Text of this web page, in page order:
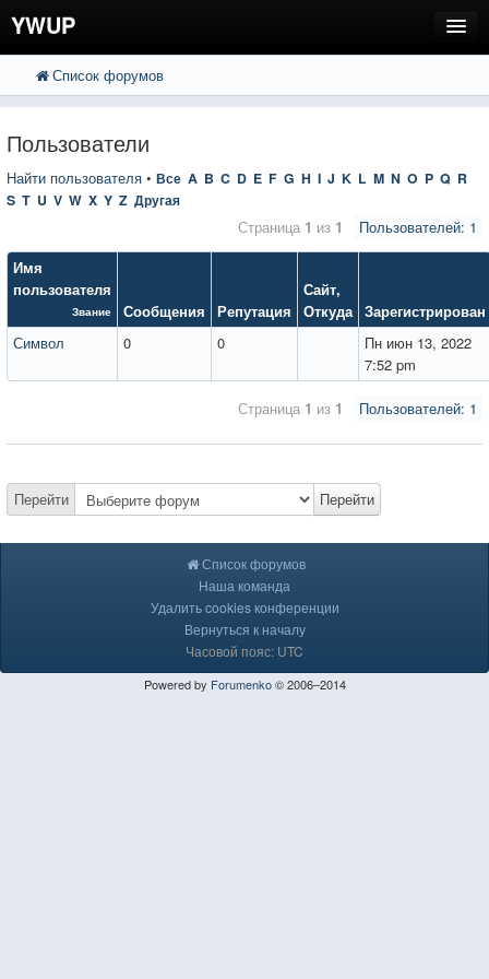
YWUP
FAQ
Вход
Список форумов
Пользователи
Найти пользователя • Все A B C D E F G H I J K L M N O P Q R
S T U V W X Y Z Другая
Пользователей: 1
Страница 1 из 1
Имя
пользователя
Звание Сообщения Репутация
Сайт,
Откуда Зарегистрирован
Символ
0 0
Пн июн 13, 2022
7:52 pm
Пользователей: 1
Страница 1 из 1
Перейти Перейти
Список форумов
Наша команда
Удалить cookies конференции
Вернуться к началу
Часовой пояс: UTC
Powered by Forumenko© 2006–2014